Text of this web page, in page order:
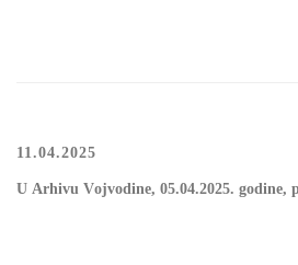
11.04.2025
U Аrhivu Vојvоdinе, 05.04.2025. gоdinе,